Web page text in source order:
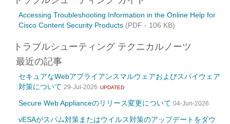
Accessing Troubleshooting Information in the Online Help for
Cisco Content Security Products (PDF - 106 KB)
トラブルシューティング テクニカルノーツ
最近の記事
セキュアなWebアプライアンスマルウェアおよびスパイウェア
対策について 29-Jul-2026 UPDATED
Secure Web Applianceのリリース変更について 04-Jun-2026
vESAがスパム対策またはウイルス対策のアップデートをダウ